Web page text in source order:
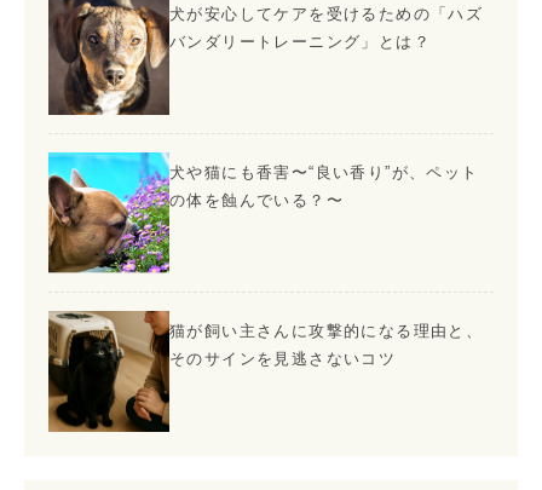
犬が安心してケアを受けるための「ハズ
バンダリートレーニング」とは？
犬や猫にも香害〜“良い香り”が、ペット
の体を蝕んでいる？〜
猫が飼い主さんに攻撃的になる理由と、
そのサインを見逃さないコツ